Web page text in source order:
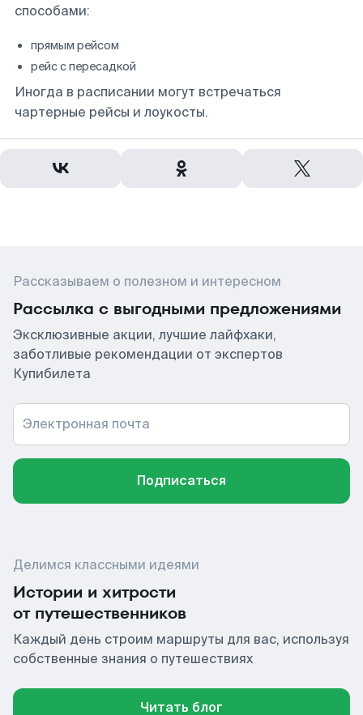
способами:
прямым рейсом
рейс с пересадкой
Иногда в расписании могут встречаться
чартерные рейсы и лоукосты.
Рассказываем о полезном и интересном
Рассылка с выгодными предложениями
Эксклюзивные акции, лучшие лайфхаки,
заботливые рекомендации от экспертов
Купибилета
Электронная почта
Подписаться
Делимся классными идеями
Истории и хитрости
от путешественников
Каждый день строим маршруты для вас, используя
собственные знания о путешествиях
Читать блог